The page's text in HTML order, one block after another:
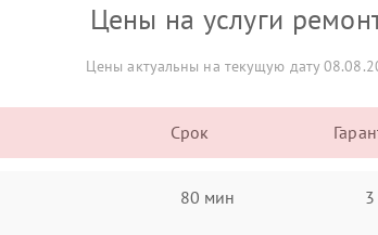
Цены на услуги
Цены актуальны на текущую дату
Срок
80 мин